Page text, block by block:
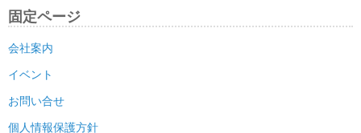
固定ページ
会社案内
イベント
お問い合せ
個人情報保護方針